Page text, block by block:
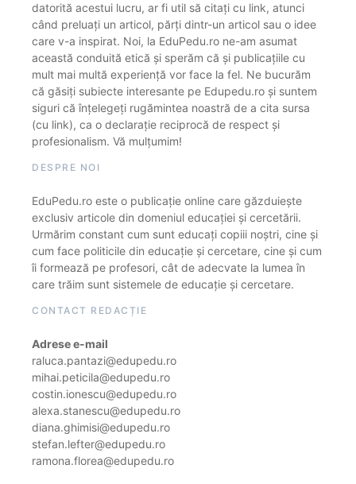
datorită acestui lucru, ar fi util să citați cu link, atunci
când preluați un articol, părți dintr-un articol sau o idee
care v-a inspirat. Noi, la EduPedu.ro ne-am asumat
această conduită etică și sperăm că și publicațiile cu
mult mai multă experiență vor face la fel. Ne bucurăm
că găsiți subiecte interesante pe Edupedu.ro și suntem
siguri că înțelegeți rugămintea noastră de a cita sursa
(cu link), ca o declarație reciprocă de respect și
profesionalism. Vă mulțumim!
DESPRE NOI
EduPedu.ro este o publicație online care găzduiește
exclusiv articole din domeniul educației și cercetării.
Urmărim constant cum sunt educați copiii noștri, cine și
cum face politicile din educație și cercetare, cine și cum
îi formează pe profesori, cât de adecvate la lumea în
care trăim sunt sistemele de educație și cercetare.
CONTACT REDACȚIE
Adrese e-mail
raluca.pantazi@edupedu.ro
mihai.peticila@edupedu.ro
costin.ionescu@edupedu.ro
alexa.stanescu@edupedu.ro
diana.ghimisi@edupedu.ro
stefan.lefter@edupedu.ro
ramona.florea@edupedu.ro